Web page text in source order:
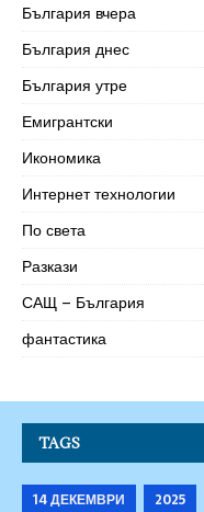
България вчера
България днес
България утре
Емигрантски
Икономика
Интернет технологии
По света
Разкази
САЩ – България
фантастика
TAGS
14 ДЕКЕМВРИ 2025